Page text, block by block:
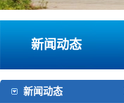
新闻动态
新闻动态